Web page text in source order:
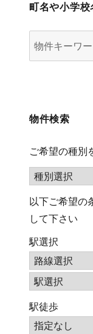
町名や小学
物
ー
ー
ド)
物件検索
ご希望の種別
以下ご希望の
して下さい
駅選択
駅徒歩